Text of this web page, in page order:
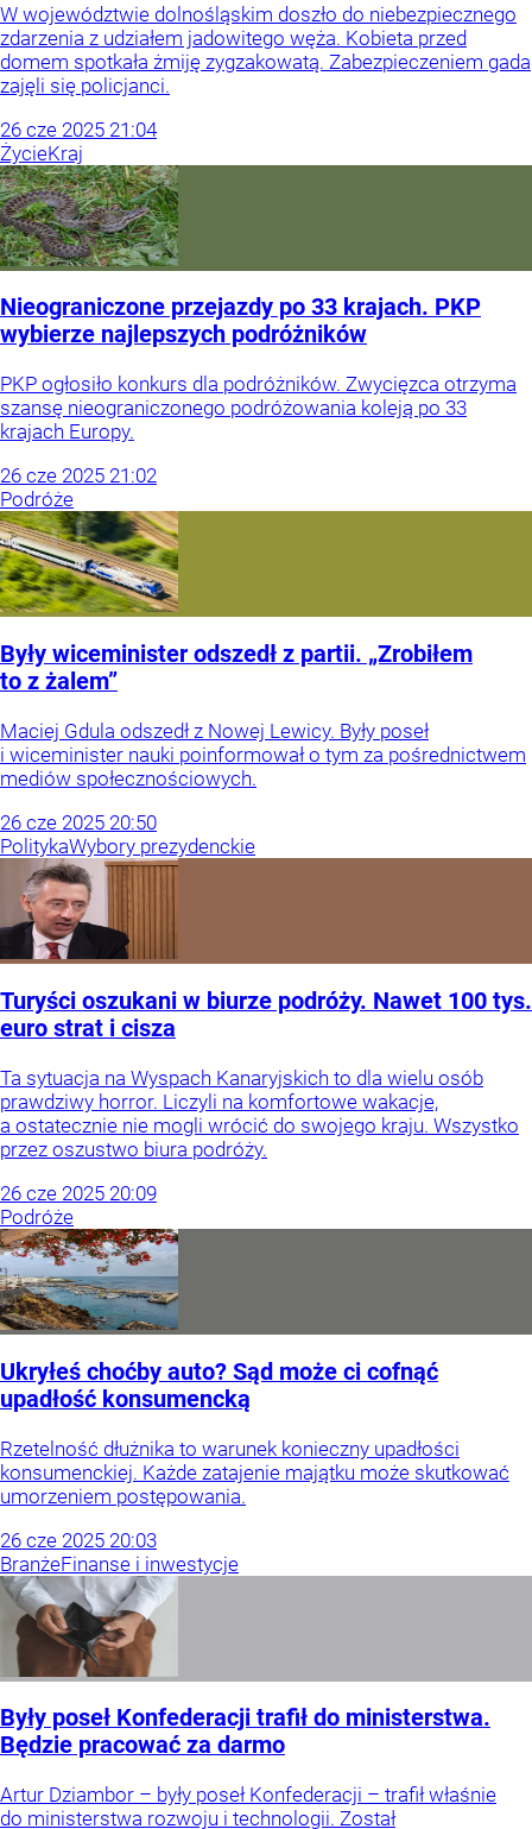
W województwie dolnośląskim doszło do niebezpiecznego
zdarzenia z udziałem jadowitego węża. Kobieta przed
domem spotkała żmiję zygzakowatą. Zabezpieczeniem gada
zajęli się policjanci.
26 cze 2025 21:04
ŻycieKraj
Nieograniczone przejazdy po 33 krajach. PKP
wybierze najlepszych podróżników
PKP ogłosiło konkurs dla podróżników. Zwycięzca otrzyma
szansę nieograniczonego podróżowania koleją po 33
krajach Europy.
26 cze 2025 21:02
Podróże
Były wiceminister odszedł z partii. „Zrobiłem
to z żalem”
Maciej Gdula odszedł z Nowej Lewicy. Były poseł
i wiceminister nauki poinformował o tym za pośrednictwem
mediów społecznościowych.
26 cze 2025 20:50
PolitykaWybory prezydenckie
Turyści oszukani w biurze podróży. Nawet 100 tys.
euro strat i cisza
Ta sytuacja na Wyspach Kanaryjskich to dla wielu osób
prawdziwy horror. Liczyli na komfortowe wakacje,
a ostatecznie nie mogli wrócić do swojego kraju. Wszystko
przez oszustwo biura podróży.
26 cze 2025 20:09
Podróże
Ukryłeś choćby auto? Sąd może ci cofnąć
upadłość konsumencką
Rzetelność dłużnika to warunek konieczny upadłości
konsumenckiej. Każde zatajenie majątku może skutkować
umorzeniem postępowania.
26 cze 2025 20:03
BranżeFinanse i inwestycje
Były poseł Konfederacji trafił do ministerstwa.
Będzie pracować za darmo
Artur Dziambor – były poseł Konfederacji – trafił właśnie
do ministerstwa rozwoju i technologii. Został